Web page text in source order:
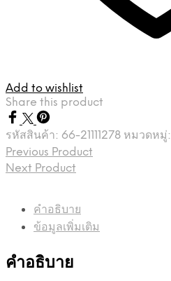
Add to wishlist
Share this product
รหัสสินค้า: 66-21111278 หมวดหมู่:
Previous Product
Next Product
คำอธิบาย
ข้อมูลเพิ่มเติม
คำอธิบาย